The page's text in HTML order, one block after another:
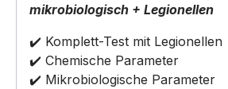
mikrobiologisch + Legionellen
✔️ Komplett-Test mit Legionellen
✔️ Chemische Parameter
✔️ Mikrobiologische Parameter